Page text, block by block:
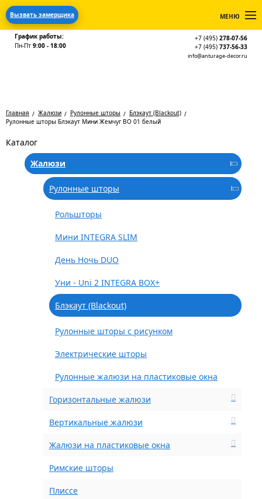
Вызвать замерщика МЕНЮ
График работы:
Пн-Пт 9:00 - 18:00
+7 (495) 278-07-56
+7 (495) 737-56-33
info@anturage-decor.ru
Главная Жалюзи Рулонные шторы
Блэкаут (Blackout)
Рулонные шторы Блэкаут Мини Жемчуг BO 01 белый
Каталог
Жалюзи
Рулонные шторы
Рольшторы
Мини INTEGRA SLIM
День Ночь DUO
Уни - Uni 2 INTEGRA BOX+
Блэкаут (Blackout)
Рулонные шторы с рисунком
Электрические шторы
Рулонные жалюзи на пластиковые окна
Горизонтальные жалюзи
Вертикальные жалюзи
Жалюзи на пластиковые окна
Римские шторы
Плиссе